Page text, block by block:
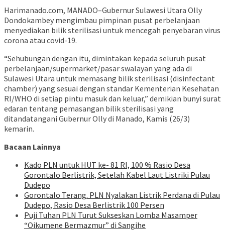
Harimanado.com, MANADO–Gubernur Sulawesi Utara Olly
Dondokambey mengimbau pimpinan pusat perbelanjaan
menyediakan bilik sterilisasi untuk mencegah penyebaran virus
corona atau covid-19.
“Sehubungan dengan itu, dimintakan kepada seluruh pusat
perbelanjaan/supermarket/pasar swalayan yang ada di
Sulawesi Utara untuk memasang bilik sterilisasi (disinfectant
chamber) yang sesuai dengan standar Kementerian Kesehatan
RI/WHO di setiap pintu masuk dan keluar,” demikian bunyi surat
edaran tentang pemasangan bilik sterilisasi yang
ditandatangani Gubernur Olly di Manado, Kamis (26/3)
kemarin.
Bacaan Lainnya
Kado PLN untuk HUT ke- 81 RI, 100 % Rasio Desa
Gorontalo Berlistrik, Setelah Kabel Laut Listriki Pulau
Dudepo
Gorontalo Terang. PLN Nyalakan Listrik Perdana di Pulau
Dudepo, Rasio Desa Berlistrik 100 Persen
Puji Tuhan PLN Turut Sukseskan Lomba Masamper
“Oikumene Bermazmur” di Sangihe